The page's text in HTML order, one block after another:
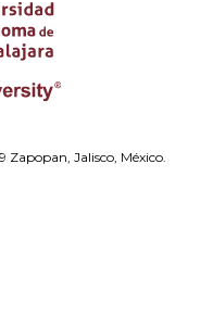
Zapopan, Jalisco, México.